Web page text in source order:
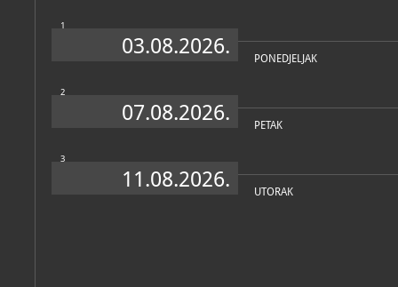
1
03.08.2026. PONEDJELJAK
2
07.08.2026. PETAK
3
11.08.2026. UTORAK